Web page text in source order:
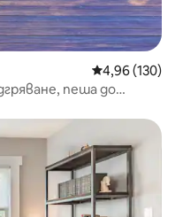
Средна
4,96 (130)
пеша до